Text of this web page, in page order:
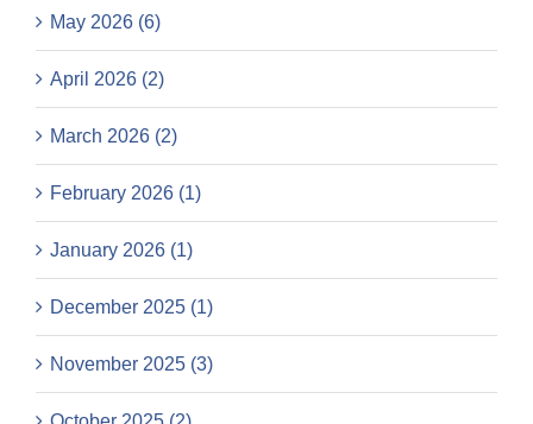
May 2026 (6)
April 2026 (2)
March 2026 (2)
February 2026 (1)
January 2026 (1)
December 2025 (1)
November 2025 (3)